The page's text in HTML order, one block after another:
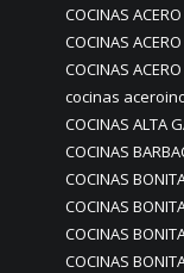
COCINAS
COCINAS
COCINAS
cocinas
COCINAS ALTA
COCINAS
COCINAS
COCINAS
COCINAS
COCINAS